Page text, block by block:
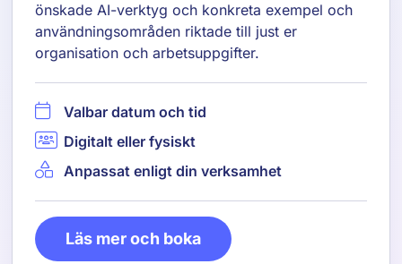
önskade AI-verktyg och konkreta exempel och
användningsområden riktade till just er
organisation och arbetsuppgifter.
Valbar datum och tid
Digitalt eller fysiskt
Anpassat enligt din verksamhet
Läs mer och boka